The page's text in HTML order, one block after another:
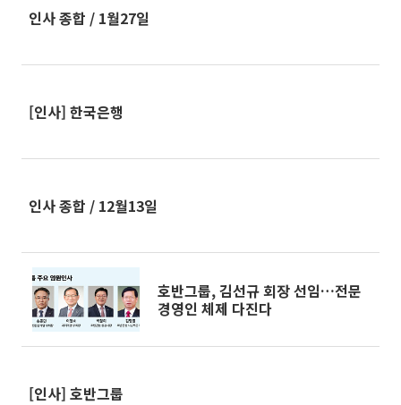
인사 종합 / 1월27일
[인사] 한국은행
인사 종합 / 12월13일
호반그룹, 김선규 회장 선임…전문
경영인 체제 다진다
[인사] 호반그룹